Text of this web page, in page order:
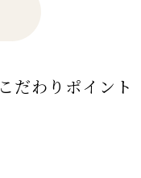
こだわりポイント